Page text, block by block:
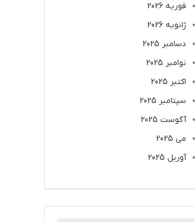
فوریه 2026
ژانویه 2026
دسامبر 2025
نوامبر 2025
اکتبر 2025
سپتامبر 2025
آگوست 2025
می 2025
آوریل 2025